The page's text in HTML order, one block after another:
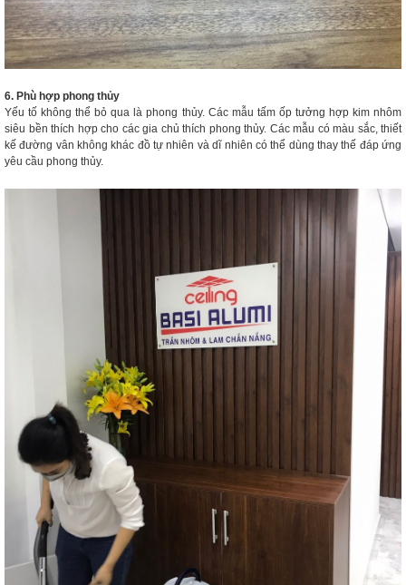
6. Phù hợp phong thủy
Yếu tố không thể bỏ qua là phong thủy. Các mẫu tấm ốp tưởng hợp kim nhôm
siêu bền thích hợp cho các gia chủ thích phong thủy. Các mẫu có màu sắc, thiết
kế đường vân không khác đồ tự nhiên và dĩ nhiên có thể dùng thay thế đáp ứng
yêu cầu phong thủy.